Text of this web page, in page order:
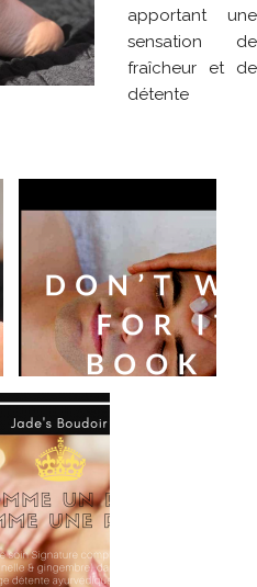
apportant une
sensation de
fraîcheur et de
détente